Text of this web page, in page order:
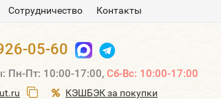
Сотрудничество Контакты
05-60
Пн-Пт: 10:00-17:00, Сб-Вс: 10:00-17:00
КЭШБЭК за покупки